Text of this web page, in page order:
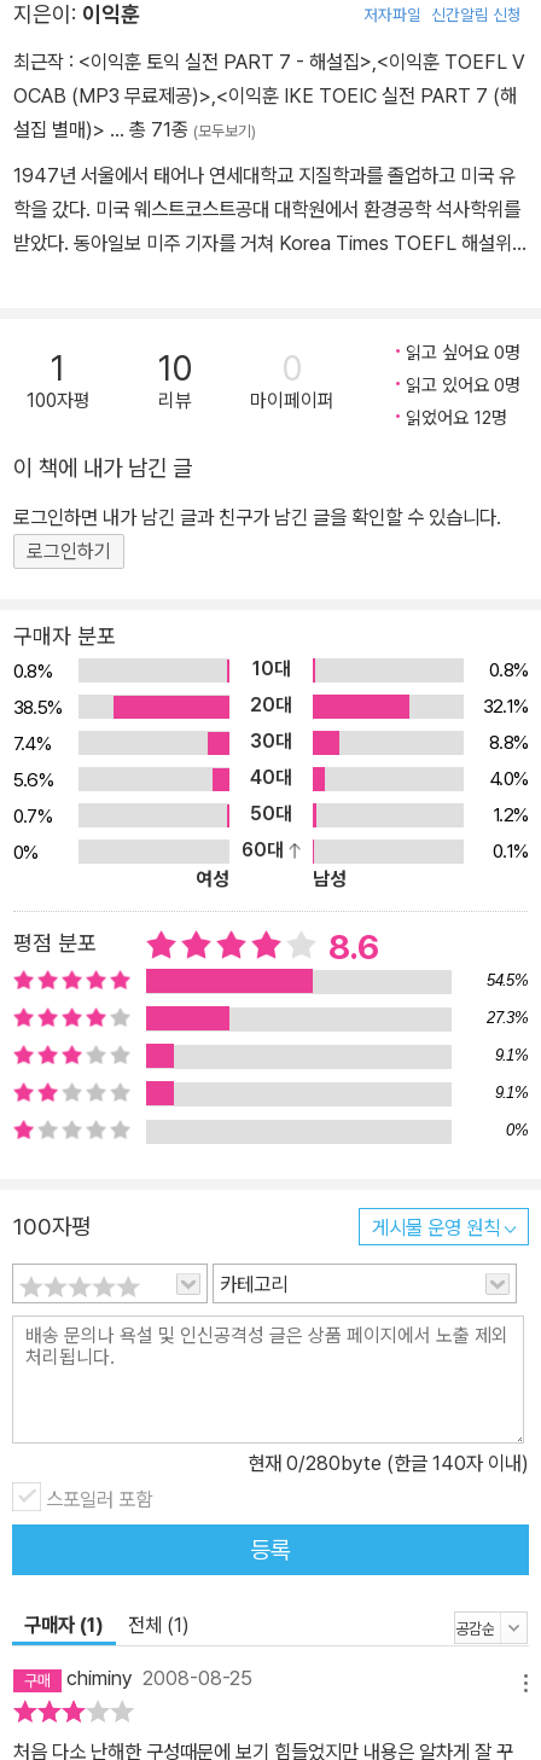
초판에 수록된 실전테스트, 파트별 모의테스트, Actual Test 등 총
940문제에 달하는 테스트 및 상세한 해설 전량을 부록 CD에 담았습
니다.
특전 2. Test 해설 자료 무료 제공
E-TOEIC 공식 웹페이지(www.etoeicclub.com)를 방문하시면 <
제공되는 해설 자료는 2005년 3월에 책으로 별도 출간될 예정입니
E-TOEIC 공식 웹페이지(www.etoeicclub.com)에서는 본 개정
판을 위한 풍부한 부가 학습 자료와 온라인 학습 커뮤니티 등 다양한
서비스를 전량 무료로 제공합니다.
지은이: 이익훈 저자파일 신간알림 신청
최근작 : <이익훈 토익 실전 PART 7 - 해설집>,<이익훈 TOEFL V
OCAB (MP3 무료제공)>,<이익훈 IKE TOEIC 실전 PART 7 (해
설집 별매)> … 총 71종 (모두보기)
1947년 서울에서 태어나 연세대학교 지질학과를 졸업하고 미국 유
학을 갔다. 미국 웨스트코스트공대 대학원에서 환경공학 석사학위를
받았다. 동아일보 미주 기자를 거쳐 Korea Times TOEFL 해설위
신의 이름을 딴 '이익훈 어학원'을 설립해 운영해 왔으며 한양대 겸임
교수, 단국대 초빙교수를 맡아 영어 교육에 힘써 왔다. 지은 책으로 <
Mr.IKE's 방송영어>, <이익훈의 테마영어>, <EAR OF THE TOEI
로 별세했다.
1
100자평
10
리뷰
0
마이페이퍼
읽고 싶어요 0명
읽고 있어요 0명
읽었어요 12명
이 책에 내가 남긴 글
로그인하면 내가 남긴 글과 친구가 남긴 글을 확인할 수 있습니다.
로그인하기
구매자 분포
0.8% 10대
0.8%
38.5%
20대
32.1%
7.4%
30대
8.8%
5.6%
40대
4.0%
0.7%
50대
1.2%
0%
60대
0.1%
여성
남성
평점 분포 8.6
54.5%
27.3%
9.1%
9.1%
0%
100자평 게시물 운영 원칙
카테고리
현재 0/280byte (한글 140자 이내)
스포일러 포함
등록
구매자 (1) 전체 (1)
chiminy 2008-08-25
처음 다소 난해한 구성때문에 보기 힘들었지만 내용은 알차게 잘 꾸